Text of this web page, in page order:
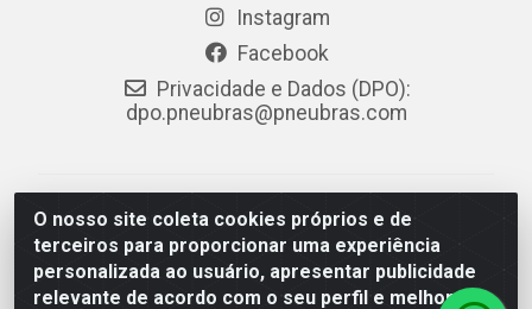
O nosso site coleta cookies próprios e de
terceiros para proporcionar uma experiência
personalizada ao usuário, apresentar publicidade
relevante de acordo com o seu perfil e melhorar a
Instagram
Facebook
Privacidade e Dados (DPO):
dpo.pneubras@pneubras.com
PneuBras - Rodovia BR-101, KM 82 - Prazeres,
Jaboatão dos Guararapes/PE - CEP 54.335-000 - CNPJ
08.678.386/0001-05 - Pneubras Comércio de Pneus
Ltda